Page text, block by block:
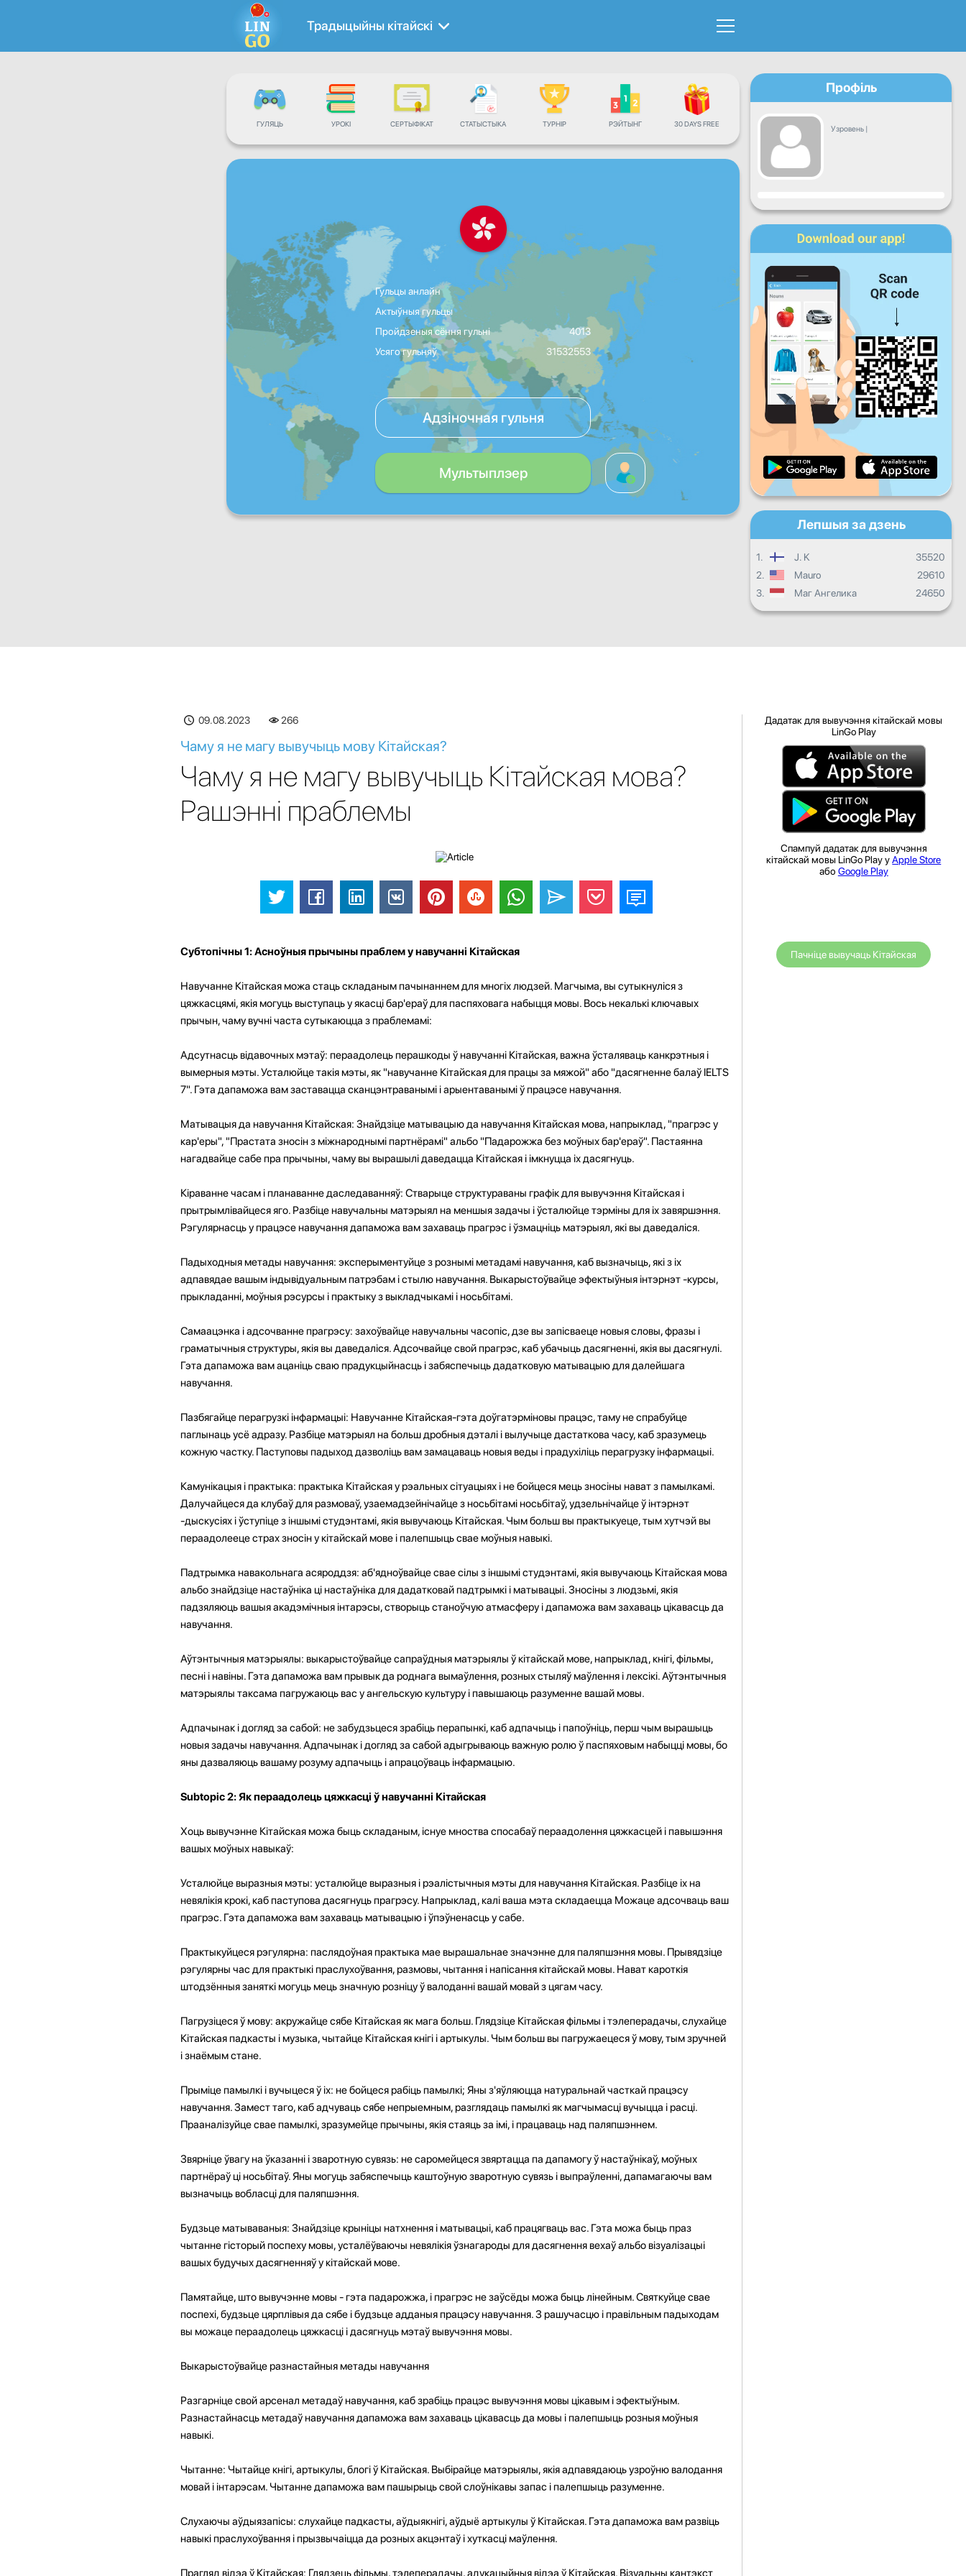
Традыцыйны кітайскі
ГУЛЯЦЬ УРОКІ СЕРТЫФІКАТ СТАТЫСТЫКА ТУРНІР РЭЙТЫНГ 30 DAYS FREE
Гульцы анлайн
Актыўныя гульцы
Пройдзеныя сёння гульні
4013
Усяго гульняў
31532553
Адзіночная гульня
Мультыплэер
Профіль
Узровень |
Прагрэс
Пн Сер Чц
Сб Нядз
Штодзённы прагрэс
Штомесячны прагрэс
Агульны прагрэс
Лепшыя за дзень
1. J. K
35520
2.
Mauro
29610
3.
Маг Ангелика 24650
09.08.2023 266
Чаму я не магу вывучыць мову Кітайская?
Чаму я не магу вывучыць Кітайская мова?
Рашэнні праблемы
Субтопічны 1: Асноўныя прычыны праблем у навучанні Кітайская
Навучанне Кітайская можа стаць складаным пачынаннем для многіх людзей. Магчыма, вы сутыкнуліся з
цяжкасцямі, якія могуць выступаць у якасці бар'ераў для паспяховага набыцця мовы. Вось некалькі ключавых
прычын, чаму вучні часта сутыкаюцца з праблемамі:
Адсутнасць відавочных мэтаў: пераадолець перашкоды ў навучанні Кітайская, важна ўсталяваць канкрэтныя і
вымерныя мэты. Усталюйце такія мэты, як "навучанне Кітайская для працы за мяжой" або "дасягненне балаў IELTS
7". Гэта дапаможа вам заставацца сканцэнтраванымі і арыентаванымі ў працэсе навучання.
Матывацыя да навучання Кітайская: Знайдзіце матывацыю да навучання Кітайская мова, напрыклад, "прагрэс у
кар'еры", "Прастата зносін з міжнароднымі партнёрамі" альбо "Падарожжа без моўных бар'ераў". Пастаянна
нагадвайце сабе пра прычыны, чаму вы вырашылі даведацца Кітайская і імкнуцца іх дасягнуць.
Кіраванне часам і планаванне даследаванняў: Стварыце структураваны графік для вывучэння Кітайская і
прытрымлівайцеся яго. Разбіце навучальны матэрыял на меншыя задачы і ўсталюйце тэрміны для іх завяршэння.
Рэгулярнасць у працэсе навучання дапаможа вам захаваць прагрэс і ўзмацніць матэрыял, які вы даведаліся.
Падыходныя метады навучання: эксперыментуйце з рознымі метадамі навучання, каб вызначыць, які з іх
адпавядае вашым індывідуальным патрэбам і стылю навучання. Выкарыстоўвайце эфектыўныя інтэрнэт -курсы,
прыкладанні, моўныя рэсурсы і практыку з выкладчыкамі і носьбітамі.
Самаацэнка і адсочванне прагрэсу: захоўвайце навучальны часопіс, дзе вы запісваеце новыя словы, фразы і
граматычныя структуры, якія вы даведаліся. Адсочвайце свой прагрэс, каб убачыць дасягненні, якія вы дасягнулі.
Гэта дапаможа вам ацаніць сваю прадукцыйнасць і забяспечыць дадатковую матывацыю для далейшага
навучання.
Пазбягайце перагрузкі інфармацыі: Навучанне Кітайская-гэта доўгатэрміновы працэс, таму не спрабуйце
паглынаць усё адразу. Разбіце матэрыял на больш дробныя дэталі і вылучыце дастаткова часу, каб зразумець
кожную частку. Паступовы падыход дазволіць вам замацаваць новыя веды і прадухіліць перагрузку інфармацыі.
Камунікацыя і практыка: практыка Кітайская у рэальных сітуацыях і не бойцеся мець зносіны нават з памылкамі.
Далучайцеся да клубаў для размоваў, узаемадзейнічайце з носьбітамі носьбітаў, удзельнічайце ў інтэрнэт
-дыскусіях і ўступіце з іншымі студэнтамі, якія вывучаюць Кітайская. Чым больш вы практыкуеце, тым хутчэй вы
пераадолееце страх зносін у кітайскай мове і палепшыць свае моўныя навыкі.
Падтрымка навакольнага асяроддзя: аб'ядноўвайце свае сілы з іншымі студэнтамі, якія вывучаюць Кітайская мова
альбо знайдзіце настаўніка ці настаўніка для дадатковай падтрымкі і матывацыі. Зносіны з людзьмі, якія
падзяляюць вашыя акадэмічныя інтарэсы, створыць станоўчую атмасферу і дапаможа вам захаваць цікавасць да
навучання.
Аўтэнтычныя матэрыялы: выкарыстоўвайце сапраўдныя матэрыялы ў кітайскай мове, напрыклад, кнігі, фільмы,
песні і навіны. Гэта дапаможа вам прывык да роднага вымаўлення, розных стыляў маўлення і лексікі. Аўтэнтычныя
матэрыялы таксама пагружаюць вас у ангельскую культуру і павышаюць разуменне вашай мовы.
Адпачынак і догляд за сабой: не забудзьцеся зрабіць перапынкі, каб адпачыць і папоўніць, перш чым вырашыць
новыя задачы навучання. Адпачынак і догляд за сабой адыгрываюць важную ролю ў паспяховым набыцці мовы, бо
яны дазваляюць вашаму розуму адпачыць і апрацоўваць інфармацыю.
Subtopic 2: Як пераадолець цяжкасці ў навучанні Кітайская
Хоць вывучэнне Кітайская можа быць складаным, існуе мноства спосабаў пераадолення цяжкасцей і павышэння
вашых моўных навыкаў:
Усталюйце выразныя мэты: усталюйце выразныя і рэалістычныя мэты для навучання Кітайская. Разбіце іх на
невялікія крокі, каб паступова дасягнуць прагрэсу. Напрыклад, калі ваша мэта складаецца Можаце адсочваць ваш
прагрэс. Гэта дапаможа вам захаваць матывацыю і ўпэўненасць у сабе.
Практыкуйцеся рэгулярна: паслядоўная практыка мае вырашальнае значэнне для паляпшэння мовы. Прывядзіце
рэгулярны час для практыкі праслухоўвання, размовы, чытання і напісання кітайскай мовы. Нават кароткія
штодзённыя заняткі могуць мець значную розніцу ў валоданні вашай мовай з цягам часу.
Пагрузіцеся ў мову: акружайце сябе Кітайская як мага больш. Глядзіце Кітайская фільмы і тэлеперадачы, слухайце
Кітайская падкасты і музыка, чытайце Кітайская кнігі і артыкулы. Чым больш вы пагружаецеся ў мову, тым зручней
і знаёмым стане.
Прыміце памылкі і вучыцеся ў іх: не бойцеся рабіць памылкі; Яны з'яўляюцца натуральнай часткай працэсу
навучання. Замест таго, каб адчуваць сябе непрыемным, разглядаць памылкі як магчымасці вучыцца і расці.
Прааналізуйце свае памылкі, зразумейце прычыны, якія стаяць за імі, і працаваць над паляпшэннем.
Звярніце ўвагу на ўказанні і зваротную сувязь: не саромейцеся звяртацца па дапамогу ў настаўнікаў, моўных
партнёраў ці носьбітаў. Яны могуць забяспечыць каштоўную зваротную сувязь і выпраўленні, дапамагаючы вам
вызначыць вобласці для паляпшэння.
Будзьце матываваныя: Знайдзіце крыніцы натхнення і матывацыі, каб працягваць вас. Гэта можа быць праз
чытанне гісторый поспеху мовы, усталёўваючы невялікія ўзнагароды для дасягнення вехаў альбо візуалізацыі
вашых будучых дасягненняў у кітайскай мове.
Памятайце, што вывучэнне мовы - гэта падарожжа, і прагрэс не заўсёды можа быць лінейным. Святкуйце свае
поспехі, будзьце цярплівыя да сябе і будзьце адданыя працэсу навучання. З рашучасцю і правільным падыходам
вы можаце пераадолець цяжкасці і дасягнуць мэтаў вывучэння мовы.
Выкарыстоўвайце разнастайныя метады навучання
Разгарніце свой арсенал метадаў навучання, каб зрабіць працэс вывучэння мовы цікавым і эфектыўным.
Разнастайнасць метадаў навучання дапаможа вам захаваць цікавасць да мовы і палепшыць розныя моўныя
навыкі.
Чытанне: Чытайце кнігі, артыкулы, блогі ў Кітайская. Выбірайце матэрыялы, якія адпавядаюць узроўню валодання
мовай і інтарэсам. Чытанне дапаможа вам пашырыць свой слоўнікавы запас і палепшыць разуменне.
Слухаючы аўдыязапісы: слухайце падкасты, аўдыякнігі, аўдыё артыкулы ў Кітайская. Гэта дапаможа вам развіць
навыкі праслухоўвання і прызвычаіцца да розных акцэнтаў і хуткасці маўлення.
Прагляд відэа ў Кітайская: Глядзець фільмы, тэлеперадачы, адукацыйныя відэа ў Кітайская. Візуальны кантэкст
Дадатак для вывучэння кітайскай мовы
LinGo Play
Спампуй дадатак для вывучэння
кітайскай мовы LinGo Play уApple Store
або Google Play
Пачніце вывучаць Кітайская